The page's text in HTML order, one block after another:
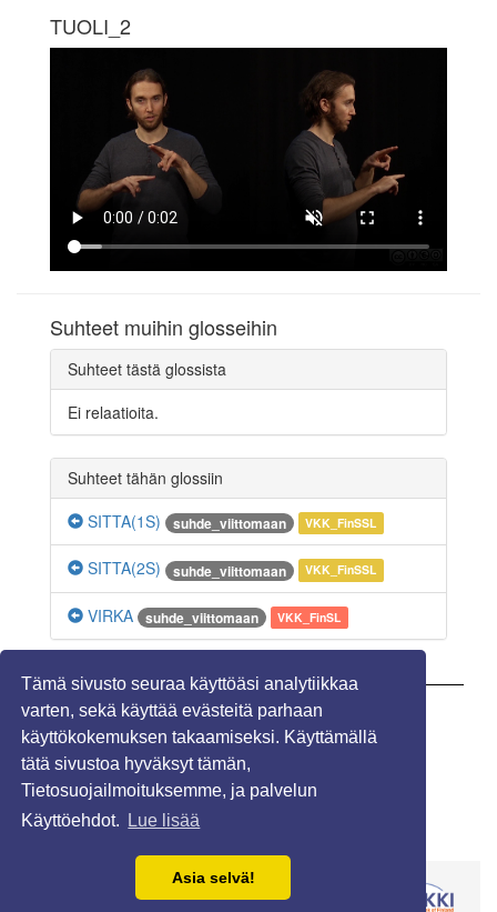
Tämä sivusto seuraa käyttöäsi analytiikkaa
varten, sekä käyttää evästeitä parhaan
käyttökokemuksen takaamiseksi. Käyttämällä
tätä sivustoa hyväksyt tämän,
Tietosuojailmoituksemme, ja palvelun
Käyttöehdot.
Lue lisää
Asia selvä!
TUOLI_2
Suhteet muihin glosseihin
Suhteet tästä glossista
Ei relaatioita.
Suhteet tähän glossiin
SITTA(1S)
suhde_viittomaan VKK_FinSSL
SITTA(2S) suhde_viittomaan VKK_FinSSL
VIRKA suhde_viittomaan VKK_FinSL
Näytä kommentit (0)